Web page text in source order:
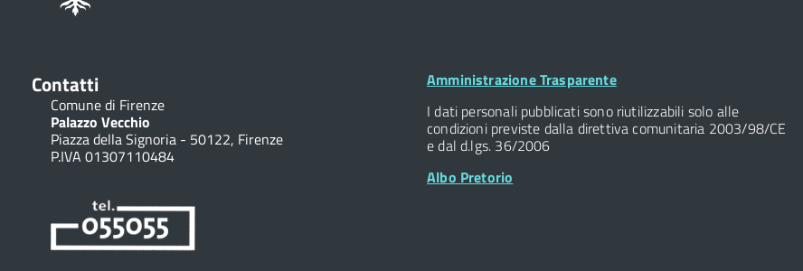
Contatti
Comune di Firenze
Palazzo Vecchio
Piazza della Signoria - 50122, Firenze
P.IVA 01307110484
Footer
Amministrazione Trasparente
I dati personali pubblicati sono riutilizzabili solo alle
condizioni previste dalla direttiva comunitaria 2003/98/CE
e dal d.lgs. 36/2006
Albo Pretorio